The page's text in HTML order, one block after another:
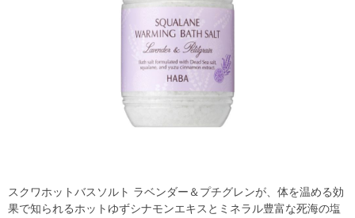
スクワホットバスソルト ラベンダー＆プチグレンが、体を温める効
果で知られるホットゆずシナモンエキスとミネラル豊富な死海の塩